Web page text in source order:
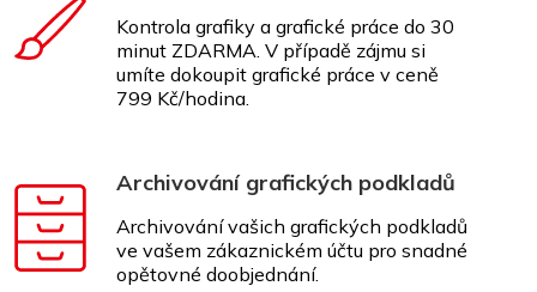
Kontrola grafiky a grafické práce do 30
minut ZDARMA. V případě zájmu si
umíte dokoupit grafické práce v ceně
799 Kč/hodina.
Archivování grafických podkladů
Archivování vašich grafických podkladů
ve vašem zákaznickém účtu pro snadné
opětovné doobjednání.